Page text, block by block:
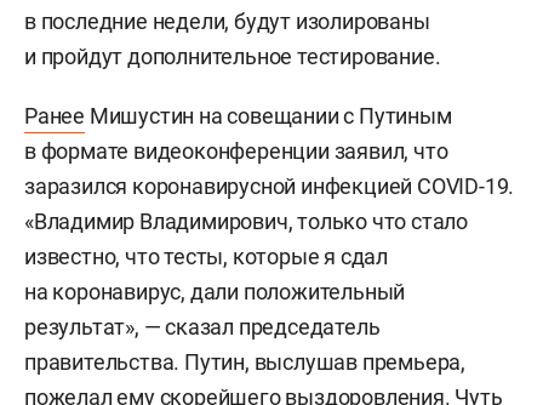
в последние недели, будут изолированы
и пройдут дополнительное тестирование.
Ранее Мишустин на совещании с Путиным
в формате видеоконференции заявил, что
заразился коронавирусной инфекцией COVID-19.
«Владимир Владимирович, только что стало
известно, что тесты, которые я сдал
на коронавирус, дали положительный
результат», — сказал председатель
правительства. Путин, выслушав премьера,
пожелал ему скорейшего выздоровления. Чуть